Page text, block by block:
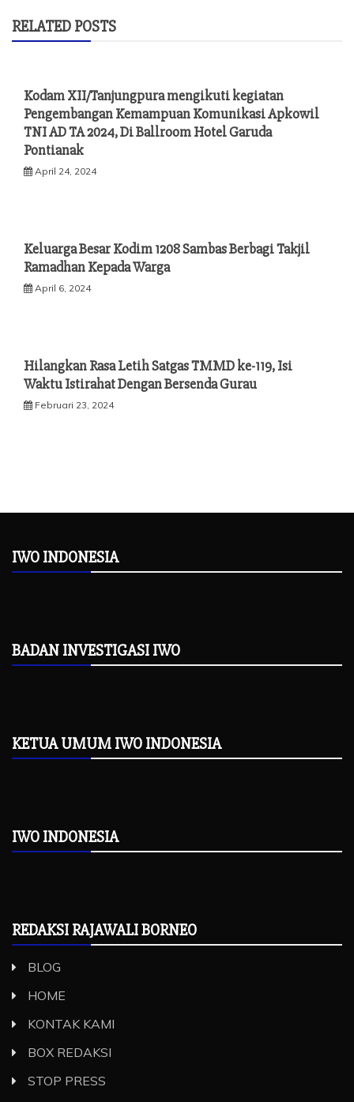
RELATED POSTS
Kodam XII/Tanjungpura mengikuti kegiatan
Pengembangan Kemampuan Komunikasi Apkowil
TNI AD TA 2024, Di Ballroom Hotel Garuda
Pontianak
April 24, 2024
Keluarga Besar Kodim 1208 Sambas Berbagi Takjil
Ramadhan Kepada Warga
April 6, 2024
Hilangkan Rasa Letih Satgas TMMD ke-119, Isi
Waktu Istirahat Dengan Bersenda Gurau
Februari 23, 2024
IWO INDONESIA
BADAN INVESTIGASI IWO
KETUA UMUM IWO INDONESIA
IWO INDONESIA
REDAKSI RAJAWALI BORNEO
BLOG
HOME
KONTAK KAMI
BOX REDAKSI
STOP PRESS